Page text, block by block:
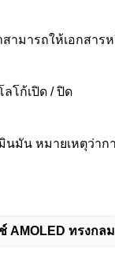
สามารถให้เอกส
โก้เปิด / ปิด
นมัน หมายเหตุว่
AMOLED ทรงกลม